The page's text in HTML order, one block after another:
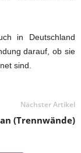
in Deutschland
darauf, ob sie
sind.
Nächster Artikel
(Trennwände)